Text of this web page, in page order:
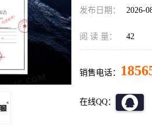
发布日期： 2026-
阅 读 量： 42
销售电话：
在线QQ：